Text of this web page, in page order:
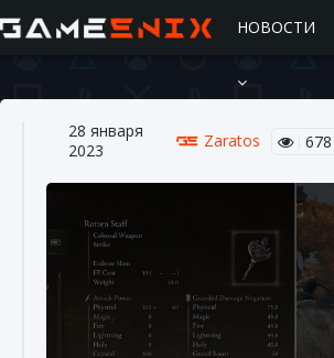
НОВОСТИ
Подробное руководство по получению
самоцветов Brawl Stars
28 января
2023
Zaratos 678